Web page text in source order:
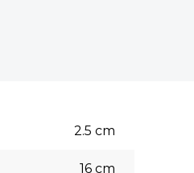
2.5 cm
16 cm